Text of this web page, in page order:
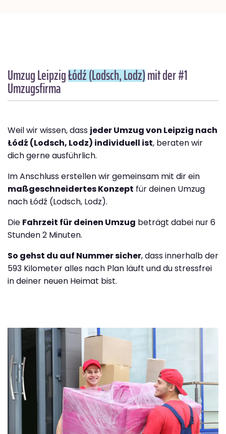
Umzug LeipzigŁódź (Lodsch, Lodz)mit der #1
Umzugsfirma
Weil wir wissen, dass jeder Umzug von Leipzig nach
Łódź (Lodsch, Lodz) individuell ist, beraten wir
dich gerne ausführlich.
Im Anschluss erstellen wir gemeinsam mit dir ein
maßgeschneidertes Konzept für deinen Umzug
nach Łódź (Lodsch, Lodz).
Die Fahrzeit für deinen Umzug beträgt dabei nur 6
Stunden 2 Minuten.
So gehst du auf Nummer sicher, dass innerhalb der
593 Kilometer alles nach Plan läuft und du stressfrei
in deiner neuen Heimat bist.